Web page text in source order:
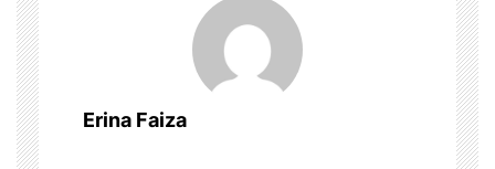
i
g
a
Erina Faiza